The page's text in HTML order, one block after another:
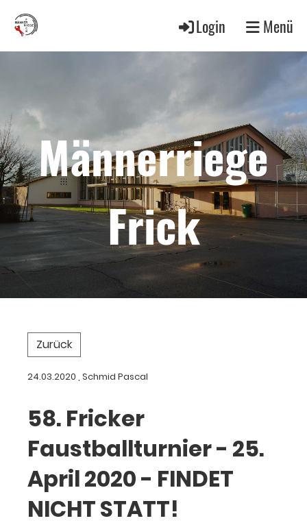
Login Menü
Männerriege
Frick
Zurück
24.03.2020 , Schmid Pascal
58. Fricker
Faustballturnier - 25.
April 2020 - FINDET
NICHT STATT!